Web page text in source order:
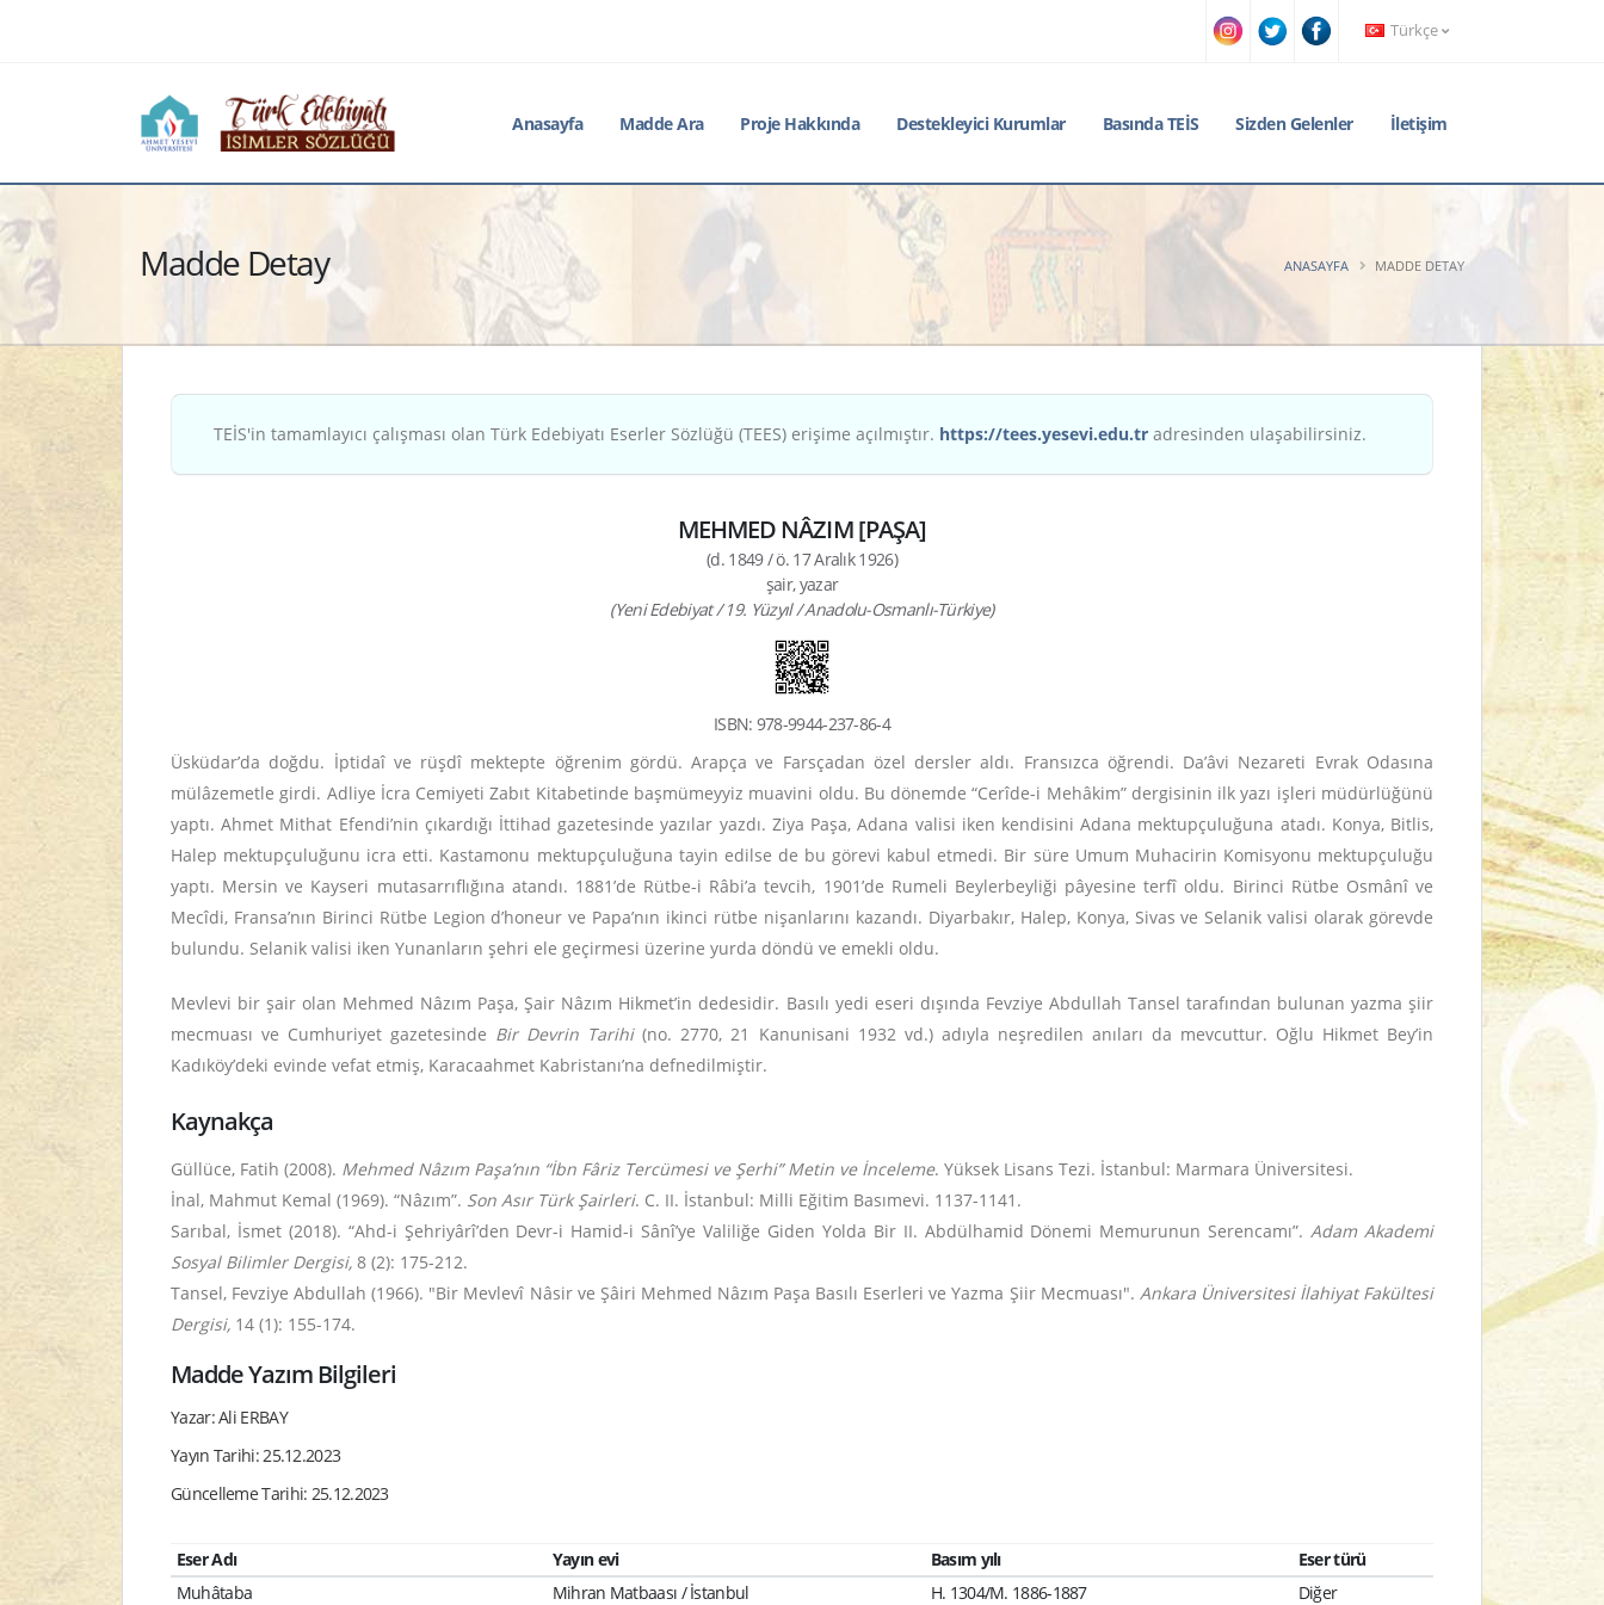
Türkçe
Anasayfa Madde Ara Proje Hakkında Destekleyici Kurumlar Basında TEİS Sizden Gelenler İletişim
Madde Detay ANASAYFA MADDE DETAY
TEİS'in tamamlayıcı çalışması olan Türk Edebiyatı Eserler Sözlüğü (TEES) erişime açılmıştır. https://tees.yesevi.edu.tr adresinden ulaşabilirsiniz.
MEHMED NÂZIM [PAŞA]
(d. 1849 / ö. 17 Aralık 1926)
şair, yazar
(Yeni Edebiyat / 19. Yüzyıl / Anadolu-Osmanlı-Türkiye)
ISBN: 978-9944-237-86-4
Üsküdar’da doğdu. İptidaî ve rüşdî mektepte öğrenim gördü. Arapça ve Farsçadan özel dersler aldı. Fransızca öğrendi. Da’âvi Nezareti Evrak Odasına
mülâzemetle girdi. Adliye İcra Cemiyeti Zabıt Kitabetinde başmümeyyiz muavini oldu. Bu dönemde “Cerîde-i Mehâkim” dergisinin ilk yazı işleri müdürlüğünü
yaptı. Ahmet Mithat Efendi’nin çıkardığı İttihad gazetesinde yazılar yazdı. Ziya Paşa,Adana valisi iken kendisini Adana mektupçuluğuna atadı. Konya, Bitlis,
Halep mektupçuluğunu icra etti. Kastamonu mektupçuluğuna tayin edilse de bu görevi kabul etmedi. Bir süre Umum Muhacirin Komisyonu mektupçuluğu
yaptı. Mersin ve Kayseri mutasarrıflığına atandı. 1881’de Rütbe-i Râbi’a tevcih, 1901’de Rumeli Beylerbeyliği pâyesine terfî oldu. Birinci Rütbe Osmânî ve
Mecîdi, Fransa’nın Birinci Rütbe Legion d’honeur ve Papa’nın ikinci rütbe nişanlarını kazandı. Diyarbakır, Halep, Konya, Sivas ve Selanik valisiolarak görevde
bulundu. Selanik valisi iken Yunanların şehri ele geçirmesi üzerine yurda döndü ve emekli oldu.
Mevlevi bir şair olan Mehmed Nâzım Paşa, Şair Nâzım Hikmet’in dedesidir. Basılı yedi eseri dışında Fevziye Abdullah Tansel tarafından bulunan yazma şiir
mecmuası ve Cumhuriyet gazetesinde Bir Devrin Tarihi(no. 2770, 21 Kanunisani 1932 vd.) adıyla neşredilen anıları da mevcuttur. Oğlu Hikmet Bey’in
Kadıköy’deki evinde vefat etmiş, Karacaahmet Kabristanı’na defnedilmiştir.
Kaynakça
Güllüce, Fatih (2008). Mehmed Nâzım Paşa’nın “İbn Fâriz Tercümesi ve Şerhi” Metin ve İnceleme. Yüksek Lisans Tezi. İstanbul: Marmara Üniversitesi.
İnal, Mahmut Kemal (1969). “Nâzım”. Son Asır Türk Şairleri. C. II. İstanbul: Milli Eğitim Basımevi. 1137-1141.
Sarıbal, İsmet (2018). “Ahd-i Şehriyârî’den Devr-i Hamid-i Sânî’ye Valiliğe Giden Yolda Bir II. Abdülhamid Dönemi Memurunun Serencamı”.Adam Akademi
Sosyal Bilimler Dergisi, 8 (2): 175-212.
Tansel, Fevziye Abdullah (1966). "Bir Mevlevî Nâsir ve Şâiri Mehmed Nâzım Paşa Basılı Eserleri ve Yazma Şiir Mecmuası". Ankara Üniversitesi İlahiyat Fakültesi
Dergisi, 14 (1): 155-174.
Madde Yazım Bilgileri
Yazar: Ali ERBAY
Yayın Tarihi: 25.12.2023
Güncelleme Tarihi: 25.12.2023
Eser Adı Yayın evi Basım yılı
Eser türü
Muhâtaba
Mihran Matbaası / İstanbul H. 1304/M. 1886-1887
Diğer